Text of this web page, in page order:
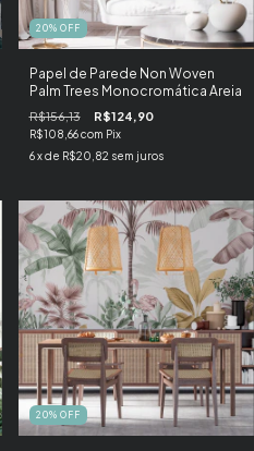
20% OFF
Papel de Parede Non Woven
Palm Trees Monocromática Areia
R$156,13 R$124,90
R$108,66com Pix
6 x de R$20,82 sem juros
20% OFF